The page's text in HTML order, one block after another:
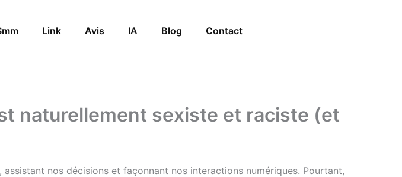
Link Avis IA Blog Contact
naturellement sexiste et raciste (et
nos décisions et façonnant nos interactions numériques. Pourtant,